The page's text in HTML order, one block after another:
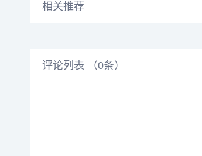
相关推荐
评论列表 （0条）